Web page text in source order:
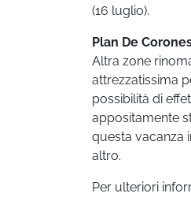
(16 luglio).
Plan De
Altra zone
attrezzatissima
possibilità di
appositamente
questa vacanza
altro.
Per ulteriori